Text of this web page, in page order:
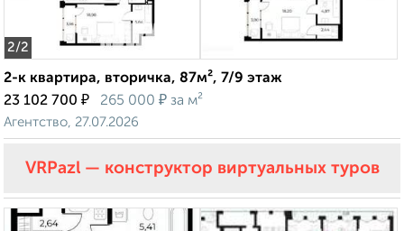
2/2
2-к квартира, вторичка, 87м², 7/9 этаж
23 102 700 ₽ 265 000 ₽ за м²
Агентство, 27.07.2026
VRPazl — конструктор виртуальных туров